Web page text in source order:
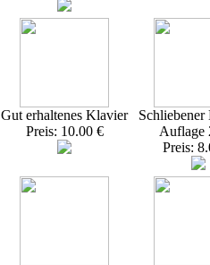
Gut erhaltenes Klavier
Preis: 10.00 €
Schliebener
Auflage
Preis: